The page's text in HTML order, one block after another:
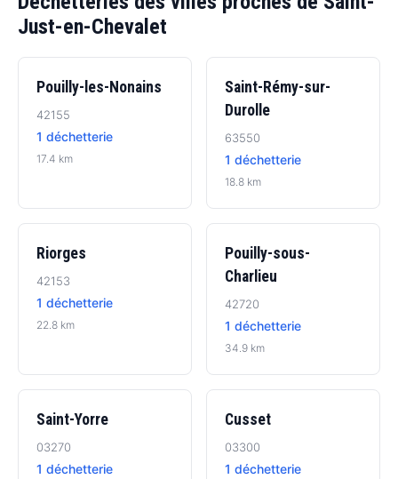
Just-en-Chevalet
Pouilly-les-Nonains
42155
1 déchetterie
17.4 km
Saint-Rémy-sur-
Durolle
63550
1 déchetterie
18.8 km
Riorges
42153
1 déchetterie
22.8 km
Pouilly-sous-
Charlieu
42720
1 déchetterie
34.9 km
Saint-Yorre
03270
1 déchetterie
Cusset
03300
1 déchetterie